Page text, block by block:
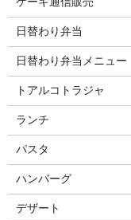
日替わり弁当
日替わり弁当メニュー
トアルコトラジャ
ランチ
パスタ
ハンバーグ
デザート